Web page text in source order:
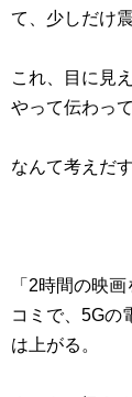
て、少しだけ
これ、目に見
やって伝わっ
なんて考えだ
「2時間の映
コミで、5Gの
は上がる。